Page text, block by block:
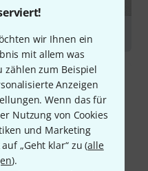
wir Ihnen ein
mit allem was
zählen zum Beispiel
Anzeigen
Wenn das für
Nutzung von Cookies
und Marketing
„Geht klar“ zu (alle
).